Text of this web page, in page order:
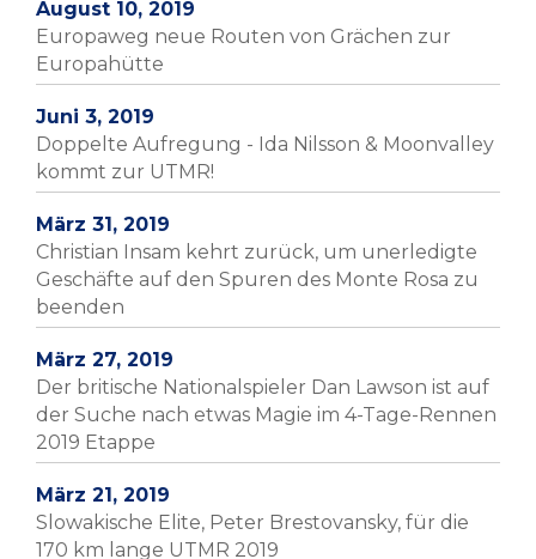
August 10, 2019
Europaweg neue Routen von Grächen zur
Europahütte
Juni 3, 2019
Doppelte Aufregung - Ida Nilsson & Moonvalley
kommt zur UTMR!
März 31, 2019
Christian Insam kehrt zurück, um unerledigte
Geschäfte auf den Spuren des Monte Rosa zu
beenden
März 27, 2019
Der britische Nationalspieler Dan Lawson ist auf
der Suche nach etwas Magie im 4-Tage-Rennen
2019 Etappe
März 21, 2019
Slowakische Elite, Peter Brestovansky, für die
170 km lange UTMR 2019